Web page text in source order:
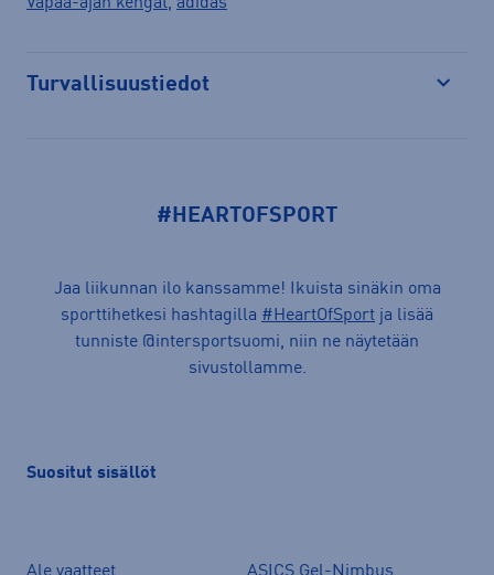
Turvallisuustiedot
#HEARTOFSPORT
Jaa liikunnan ilo kanssamme! Ikuista sinäkin oma
sporttihetkesi hashtagilla #HeartOfSport ja lisää
tunniste @intersportsuomi, niin ne näytetään
sivustollamme.
Suositut sisällöt
Ale vaatteet
ASICS Gel-Nimbus